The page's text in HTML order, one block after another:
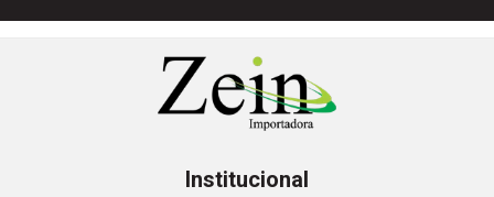
Institucional